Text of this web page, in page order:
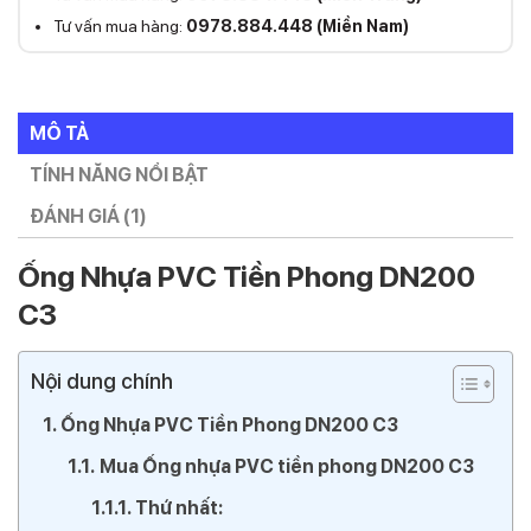
Tư vấn mua hàng: 0978.884.448 (Miền Nam)
MÔ TẢ
TÍNH NĂNG NỔI BẬT
ĐÁNH GIÁ (1)
Ống Nhựa PVC Tiền Phong DN200
C3
Nội dung chính
Ống Nhựa PVC Tiền Phong DN200 C3
Mua Ống nhựa PVC tiền phong DN200 C3
Thứ nhất: